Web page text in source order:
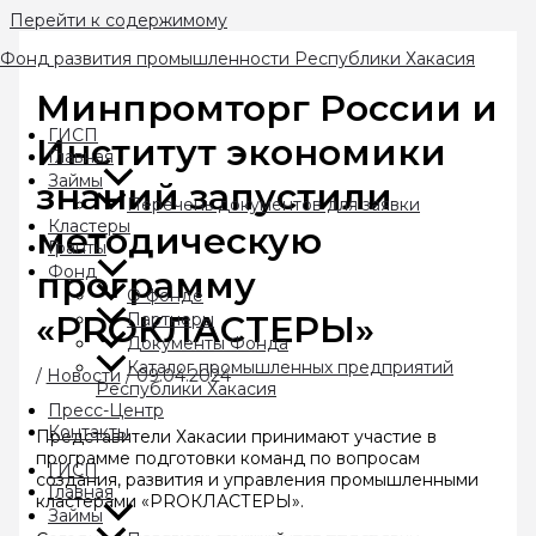
Перейти к содержимому
Фонд развития промышленности Республики Хакасия
ГИСП
Главная
Займы
Перечень документов для заявки
Кластеры
Гранты
Фонд
О фонде
Партнеры
Документы Фонда
Каталог промышленных предприятий
Республики Хакасия
Пресс-Центр
Контакты
ГИСП
Главная
Займы
Минпромторг России и
Институт экономики
знаний запустили
методическую
программу
«PROКЛАСТЕРЫ»
/ Новости /09.04.2024
Представители Хакасии принимают участие в
программе подготовки команд по вопросам
создания, развития и управления промышленными
кластерами «PROКЛАСТЕРЫ».